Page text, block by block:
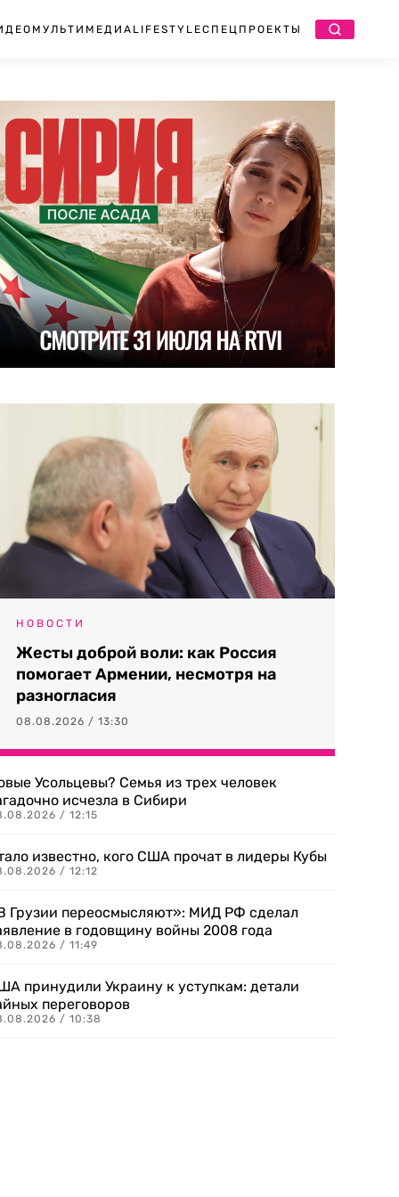
МУЛЬТИМЕДИА LIFESTYLEСПЕЦПРОЕКТЫ
НОВОСТИ
Жесты доброй воли: как Россия
помогает Армении, несмотря на
разногласия
08.08.2026 / 13:30
Усольцевы? Семья из трех человек
исчезла в Сибири
/ 12:15
известно, кого США прочат в лидеры Кубы
/ 12:12
Грузии переосмысляют»: МИД РФ сделал
в годовщину войны 2008 года
/ 11:49
принудили Украину к уступкам: детали
переговоров
/ 10:38